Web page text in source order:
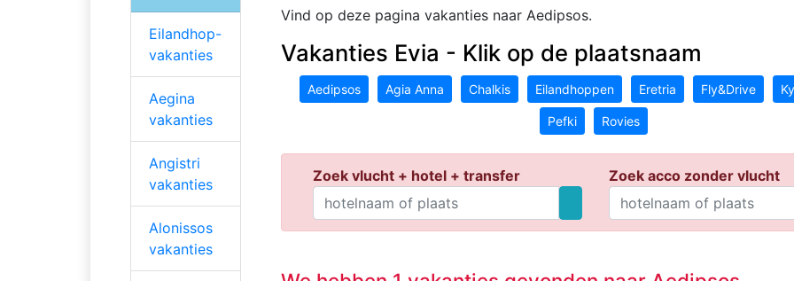
Eilandhop-
vakanties
Aegina
vakanties
Angistri
vakanties
Alonissos
vakanties
Vind op deze pagina vakanties naar Aedipsos.
Vakanties Evia - Klik op de plaatsnaam
Aedipsos Agia Anna Chalkis Eilandhoppen Eretria Fly&Drive
Pefki Rovies
Zoek vlucht + hotel + transfer Zoek acco zonder vlucht